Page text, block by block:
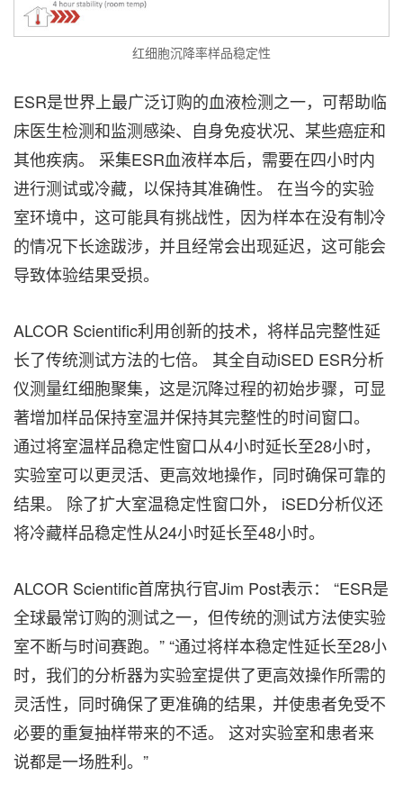
红细胞沉降率样品稳定性
ESR是世界上最广泛订购的血液检测之一，可帮助临
床医生检测和监测感染、自身免疫状况、某些癌症和
其他疾病。 采集ESR血液样本后，需要在四小时内
进行测试或冷藏，以保持其准确性。 在当今的实验
室环境中，这可能具有挑战性，因为样本在没有制冷
的情况下长途跋涉，并且经常会出现延迟，这可能会
导致体验结果受损。
ALCOR Scientific利用创新的技术，将样品完整性延
长了传统测试方法的七倍。 其全自动iSED ESR分析
仪测量红细胞聚集，这是沉降过程的初始步骤，可显
著增加样品保持室温并保持其完整性的时间窗口。
通过将室温样品稳定性窗口从4小时延长至28小时，
实验室可以更灵活、更高效地操作，同时确保可靠的
结果。 除了扩大室温稳定性窗口外， iSED分析仪还
将冷藏样品稳定性从24小时延长至48小时。
ALCOR Scientific首席执行官Jim Post表示： “ESR是
全球最常订购的测试之一，但传统的测试方法使实验
室不断与时间赛跑。” “通过将样本稳定性延长至28小
时，我们的分析器为实验室提供了更高效操作所需的
灵活性，同时确保了更准确的结果，并使患者免受不
必要的重复抽样带来的不适。 这对实验室和患者来
说都是一场胜利。”